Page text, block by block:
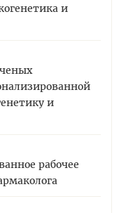
и
и
рабочее